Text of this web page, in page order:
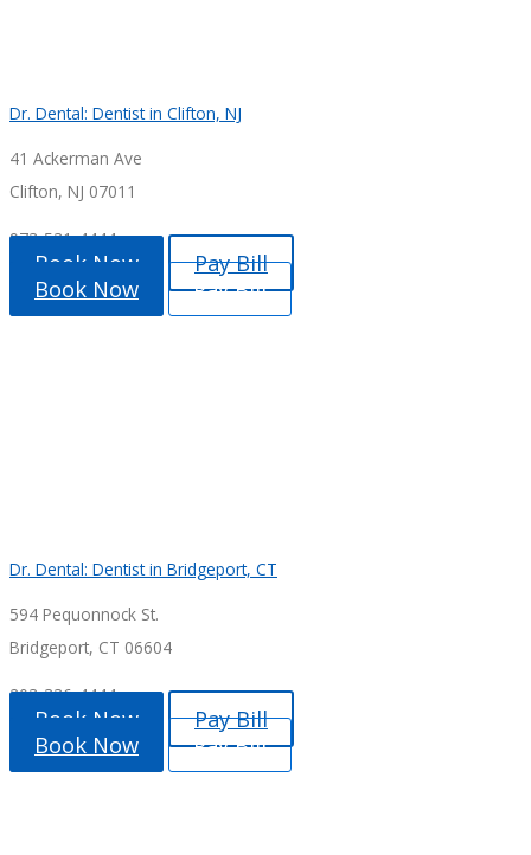
Dr. Dental: Dentist in Clifton, NJ
41 Ackerman Ave
Clifton, NJ 07011
973-531-4444
Book Now
Pay Bill
Book Now
Pay Bill
Dr. Dental: Dentist in Bridgeport, CT
594 Pequonnock St.
Bridgeport, CT 06604
203-336-4444
Book Now
Pay Bill
Book Now
Pay Bill